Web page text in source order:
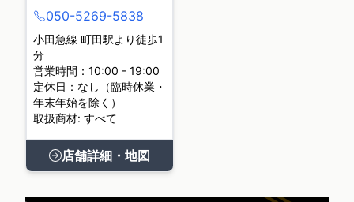
050-5269-5838
小田急線 町田駅より徒歩1
分
営業時間：10:00 - 19:00
定休日：なし（臨時休業・
年末年始を除く）
取扱商材: すべて
店舗詳細・地図